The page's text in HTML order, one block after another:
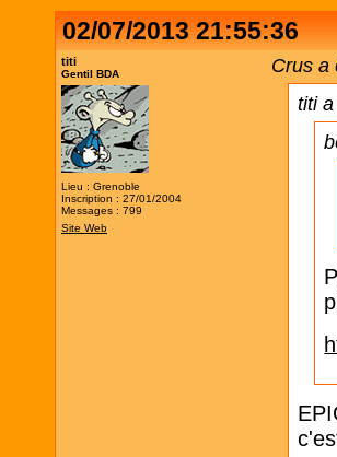
02/07/2013 21:55:36
titi
Gentil BDA
Lieu : Grenoble
Inscription : 27/01/2004
Messages : 799
Site Web
Crus a
titi